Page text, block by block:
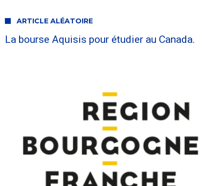
ARTICLE ALÉATOIRE
La bourse Aquisis pour étudier au Canada.